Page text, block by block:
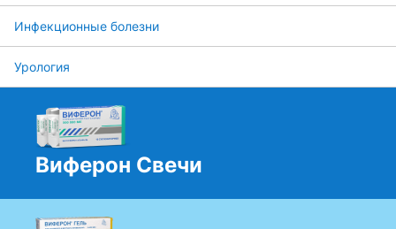
Инфекционные болезни
Урология
Виферон Свечи